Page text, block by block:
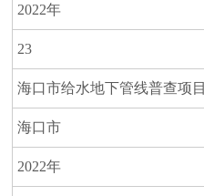
2022年
23
海口市给水地下管线普查项目
海口市
2022年